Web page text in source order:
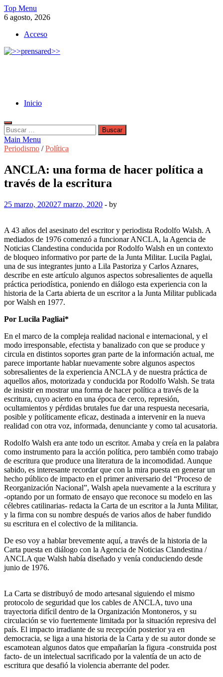
Skip
to
Top Menu
6 agosto, 2026
Acceso
Inicio
Buscar:
Main Menu
Periodismo /Política
ANCLA: una forma de hacer política a
través de la escritura
25 marzo, 202027 marzo, 2020 - by
A 43 años del asesinato del escritor y periodista Rodolfo Walsh. A
mediados de 1976 comenzó a funcionar ANCLA, la Agencia de
Noticias Clandestina conducida por Rodolfo Walsh en un contexto
de bloqueo informativo por parte de la Junta Militar. Lucila Paglai,
una de sus integrantes junto a Lila Pastoriza y Carlos Aznares,
describe en este artículo algunos aspectos sobresalientes de aquella
práctica periodística, poniendo en diálogo esta experiencia con la
historia de la Carta abierta de un escritor a la Junta Militar publicada
por Walsh en 1977.
Por Lucila Pagliai*
En el marco de la compleja realidad nacional e internacional, y el
modo irresponsable, efectista y banalizado con que se produce y
circula en distintos soportes gran parte de la información actual, me
parece importante hablar nuevamente sobre algunos aspectos
sobresalientes de la experiencia ANCLA y de nuestra práctica de
aquellos años, motorizada y conducida por Rodolfo Walsh. Se trata
de insistir en mostrar una forma de hacer política a través de la
escritura, cuyo acierto en una época de cerco, represión,
ocultamientos y pérdidas brutales fue dar una respuesta necesaria,
posible y políticamente eficaz, destinada a intervenir en la nueva
realidad con otra voz, informada, denunciante y como tal acusatoria.
Rodolfo Walsh era ante todo un escritor. Amaba y creía en la palabra
como instrumento para la acción política, pero también como trabajo
de escritura que produce una literatura de la incomodidad. Aunque
sabido, es interesante recordar que con la mira puesta en generar un
hecho público de impacto en el primer aniversario del “Proceso de
Reorganización Nacional”, Walsh apela nuevamente a la escritura y
-optando por un formato de ensayo que reconoce su modelo en las
célebres catilinarias- redacta la Carta de un escritor a la Junta Militar,
y la firma con su nombre después de varios años de haber fundido
su escritura en el colectivo de la militancia.
De eso voy a hablar brevemente aquí, a través de la historia de la
Carta puesta en diálogo con la Agencia de Noticias Clandestina /
ANCLA que Walsh había diseñado y venía conduciendo desde
junio de 1976.
La Carta se distribuyó de modo artesanal siguiendo el mismo
protocolo de seguridad que los cables de ANCLA, tuvo una
trayectoria difícil dentro de la Organización Montoneros, y su
circulación se vio fuertemente limitada por la situación represiva del
país. El impacto irradiante de su recepción posterior ya en
democracia, se liga a una historia de la Carta y de su autor donde se
escamotean algunos datos que empañarían la figura -construida post
facto- de un intelectual sacrificado por la valentía de un acto de
escritura que desafió la violencia aberrante del poder.